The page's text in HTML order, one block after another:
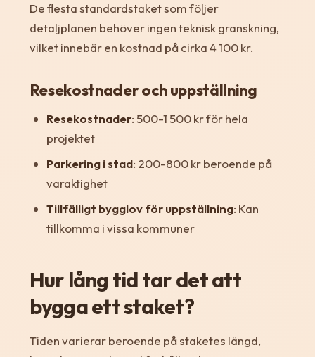
De flesta standardstaket som följer
detaljplanen behöver ingen teknisk granskning,
vilket innebär en kostnad på cirka 4 100 kr.
Resekostnader och uppställning
Resekostnader: 500-1 500 kr för hela
projektet
Parkering i stad: 200-800 kr beroende på
varaktighet
Tillfälligt bygglov för uppställning: Kan
tillkomma i vissa kommuner
Hur lång tid tar det att
bygga ett staket?
Tiden varierar beroende på staketes längd,